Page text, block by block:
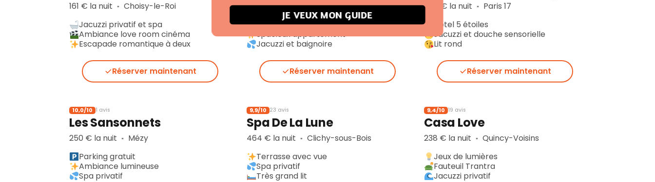
161 € la nuit ▪︎ Choisy-le-Roi
Jacuzzi privatif et spa
Ambiance love room cinéma
Escapade romantique à deux
Réserver maintenant
350 € la nuit ▪︎ Paris 18
Proche de La Cigale
Spacieux appartement
Jacuzzi et baignoire
Réserver maintenant
600 € la nuit ▪︎ Paris 17
Hôtel 5 étoiles
Jacuzzi et douche sensorielle
Lit rond
Réserver maintenant
10,0/10 1 avis
Les Sansonnets
250 € la nuit ▪︎ Mézy
Parking gratuit
Ambiance lumineuse
Spa privatif
9,9/10 23 avis
Spa De La Lune
464 € la nuit ▪︎ Clichy-sous-Bois
Terrasse avec vue
Spa privatif
Très grand lit
9,4/10 19 avis
Casa Love
238 € la nuit ▪︎ Quincy-Voisins
Jeux de lumières
Fauteuil Trantra
Jacuzzi privatif
JE VEUX MON GUIDE